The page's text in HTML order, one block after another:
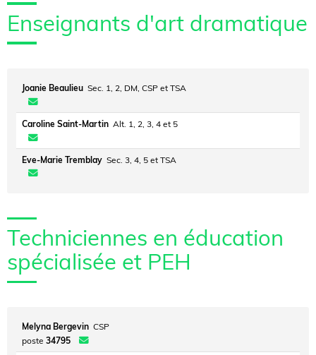
Enseignants d'art dramatique
Joanie Beaulieu Sec. 1, 2, DM, CSP et TSA
Caroline Saint-Martin Alt. 1, 2, 3, 4 et 5
Eve-Marie Tremblay Sec. 3, 4, 5 et TSA
Techniciennes en éducation
spécialisée et PEH
Melyna Bergevin CSP
poste 34795